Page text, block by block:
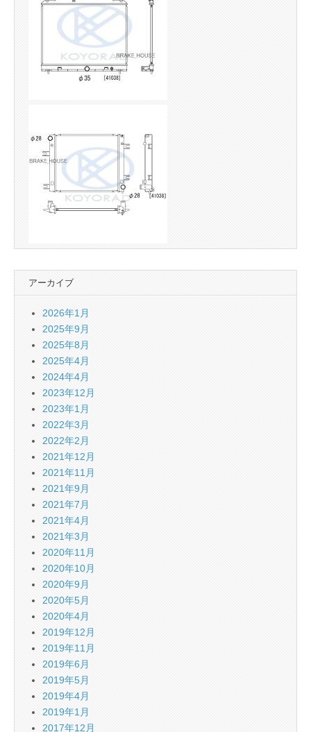
アーカイブ
2026年1月
2025年9月
2025年8月
2025年4月
2024年4月
2023年12月
2023年1月
2022年3月
2022年2月
2021年12月
2021年11月
2021年9月
2021年7月
2021年4月
2021年3月
2020年11月
2020年10月
2020年9月
2020年5月
2020年4月
2019年12月
2019年11月
2019年6月
2019年5月
2019年4月
2019年1月
2017年12月